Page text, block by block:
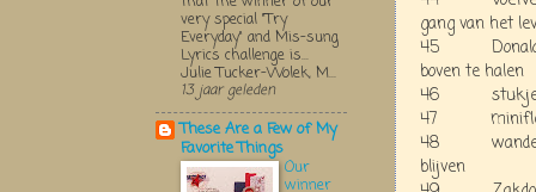
gang van het
45 Donald
boven te halen
46 stukje
47
48 wandel-
blijven
very special "Try
Everyday" and Mis-sung
Lyrics challenge is...
Julie Tucker-Wolek, M...
13 jaar geleden
These Are a Few of My
Favorite Things
Our
winner